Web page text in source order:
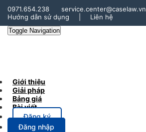
0971.654.238
service.center@caselaw.vn
Hướng dẫn sử dụng
Liên hệ
Toggle Navigation
Giới thiệu
Giải pháp
Bảng giá
Bài viết
Đăng ký
Đăng nhập